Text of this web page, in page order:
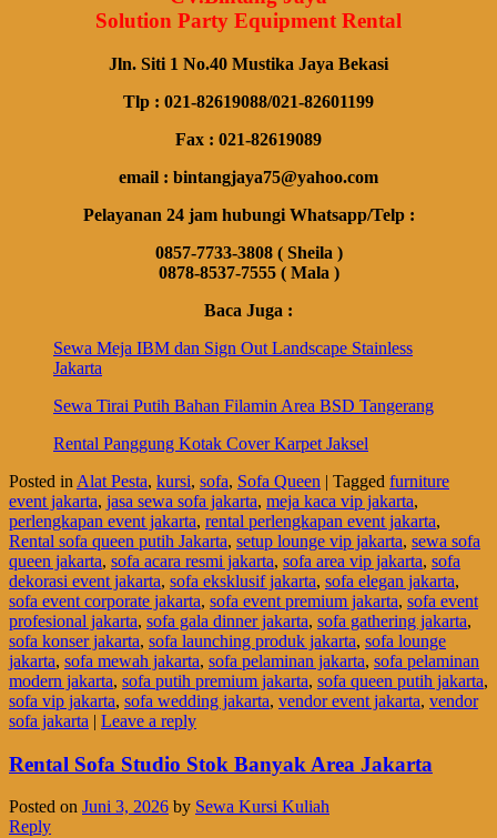
Solution Party Equipment Rental
Jln. Siti 1 No.40 Mustika Jaya Bekasi
Tlp : 021-82619088/021-82601199
Fax : 021-82619089
email : bintangjaya75@yahoo.com
Pelayanan 24 jam hubungi Whatsapp/Telp :
0857-7733-3808 ( Sheila )
0878-8537-7555 ( Mala )
Baca Juga :
Sewa Meja IBM dan Sign Out Landscape Stainless
Jakarta
Sewa Tirai Putih Bahan Filamin Area BSD Tangerang
Rental Panggung Kotak Cover Karpet Jaksel
Posted in Alat Pesta, kursi, sofa, Sofa Queen | Tagged furniture
event jakarta, jasa sewa sofa jakarta, meja kaca vip jakarta,
perlengkapan event jakarta, rental perlengkapan event jakarta,
Rental sofa queen putih Jakarta, setup lounge vip jakarta, sewa sofa
queen jakarta, sofa acara resmi jakarta, sofa area vip jakarta, sofa
dekorasi event jakarta, sofa eksklusif jakarta, sofa elegan jakarta,
sofa event corporate jakarta, sofa event premium jakarta, sofa event
profesional jakarta, sofa gala dinner jakarta, sofa gathering jakarta,
sofa konser jakarta, sofa launching produk jakarta, sofa lounge
jakarta, sofa mewah jakarta, sofa pelaminan jakarta, sofa pelaminan
modern jakarta, sofa putih premium jakarta, sofa queen putih jakarta,
sofa vip jakarta, sofa wedding jakarta, vendor event jakarta, vendor
sofa jakarta | Leave a reply
Rental Sofa Studio Stok Banyak Area Jakarta
Posted on Juni 3, 2026 by Sewa Kursi Kuliah
Reply